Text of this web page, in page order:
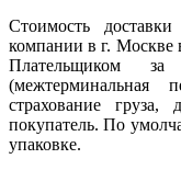
Стоимость
компании в г. Москве
Плательщиком за
(межтерминальная
страхование
покупатель. По
упаковке.